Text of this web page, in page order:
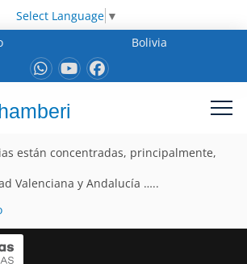
Select Language ▼
Bolivia
están concentradas, principalmente,
Valenciana y Andalucía …..